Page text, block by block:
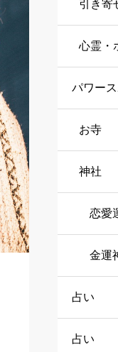
引き寄
心霊・
パワー
お寺
神社
恋愛
金運
占い
占い